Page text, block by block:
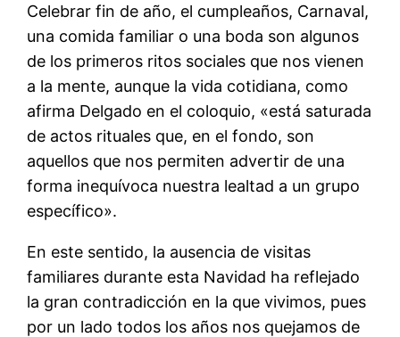
Celebrar fin de año, el cumpleaños, Carnaval,
una comida familiar o una boda son algunos
de los primeros ritos sociales que nos vienen
a la mente, aunque la vida cotidiana, como
afirma Delgado en el coloquio, «está saturada
de actos rituales que, en el fondo, son
aquellos que nos permiten advertir de una
forma inequívoca nuestra lealtad a un grupo
específico».
En este sentido, la ausencia de visitas
familiares durante esta Navidad ha reflejado
la gran contradicción en la que vivimos, pues
por un lado todos los años nos quejamos de